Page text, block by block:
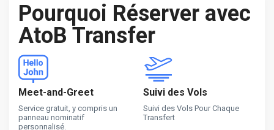
Pourquoi Réserver avec
AtoB Transfer
Meet-and-Greet
Service gratuit, y compris un
panneau nominatif
personnalisé.
Suivi des Vols
Suivi des Vols Pour Chaque
Transfert